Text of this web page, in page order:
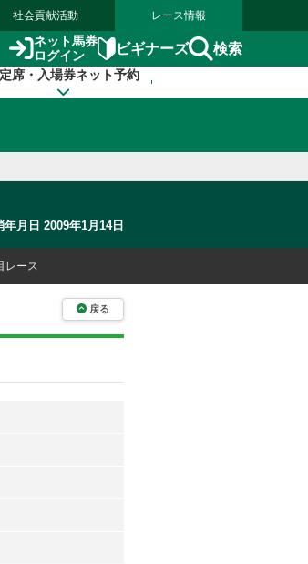
社会貢献活動 レース情報
ネット馬券
ログイン
ビギナーズ 検索
席・入場券ネット予約
年月日 2009年1月14日
レース
戻る